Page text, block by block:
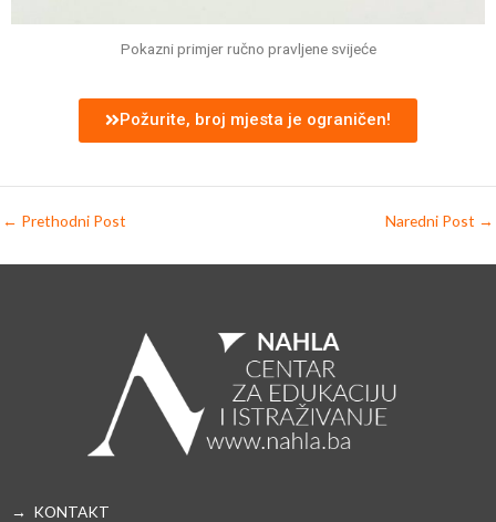
Pokazni primjer ručno pravljene svijeće
Požurite, broj mjesta je ograničen!
← Prethodni Post Naredni Post →
→ KONTAKT